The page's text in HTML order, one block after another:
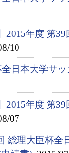
2015年度 第
10
全日本大学サ
2015年度 第
07
総理大臣杯